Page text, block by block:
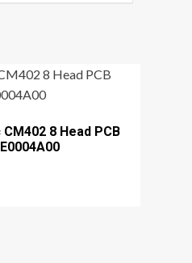
8 Head PCB